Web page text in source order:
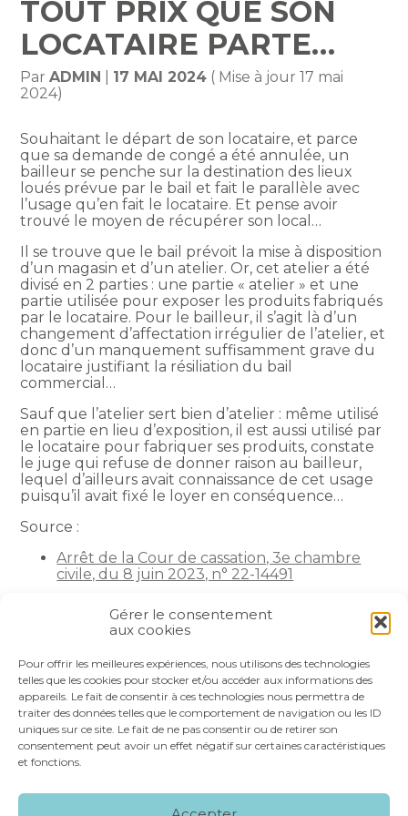
Gérer le consentement
aux cookies
Pour offrir les meilleures expériences, nous utilisons des technologies
telles que les cookies pour stocker et/ou accéder aux informations des
appareils. Le fait de consentir à ces technologies nous permettra de
traiter des données telles que le comportement de navigation ou les ID
uniques sur ce site. Le fait de ne pas consentir ou de retirer son
consentement peut avoir un effet négatif sur certaines caractéristiques
et fonctions.
TOUT PRIX QUE SON
LOCATAIRE PARTE…
ParADMIN 17 MAI 2024 ( Mise à jour 17 mai
2024)
Souhaitant le départ de son locataire, et parce
que sa demande de congé a été annulée, un
bailleur se penche sur la destination des lieux
loués prévue par le bail et fait le parallèle avec
l’usage qu’en fait le locataire. Et pense avoir
trouvé le moyen de récupérer son local…
Il se trouve que le bail prévoit la mise à disposition
d’un magasin et d’un atelier. Or, cet atelier a été
divisé en 2 parties : une partie « atelier » et une
partie utilisée pour exposer les produits fabriqués
par le locataire. Pour le bailleur, il s’agit là d’un
changement d’affectation irrégulier de l’atelier, et
donc d’un manquement suffisamment grave du
locataire justifiant la résiliation du bail
commercial…
Sauf que l’atelier sert bien d’atelier : même utilisé
en partie en lieu d’exposition, il est aussi utilisé par
le locataire pour fabriquer ses produits, constate
le juge qui refuse de donner raison au bailleur,
lequel d’ailleurs avait connaissance de cet usage
puisqu’il avait fixé le loyer en conséquence…
Source :
Arrêt de la Cour de cassation, 3e chambre
civile, du 8 juin 2023, n° 22-14491
La petite histoire du jour
FaceBook
TwitterLinkedIn
NOS SERVICES